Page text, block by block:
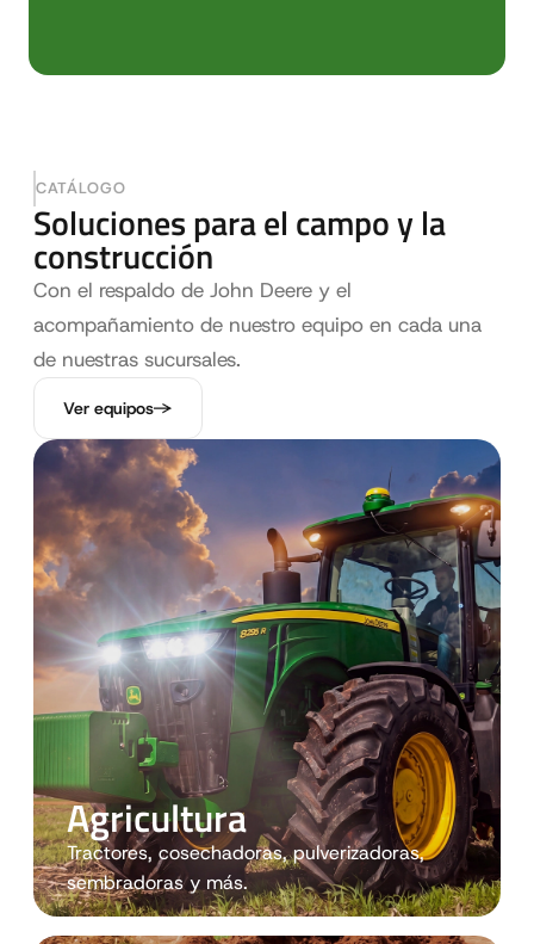
CATÁLOGO
Soluciones para el campo y la
construcción
Con el respaldo de John Deere y el
acompañamiento de nuestro equipo en cada una
de nuestras sucursales.
Ver equipos
Agricultura
Tractores, cosechadoras, pulverizadoras,
sembradoras y más.